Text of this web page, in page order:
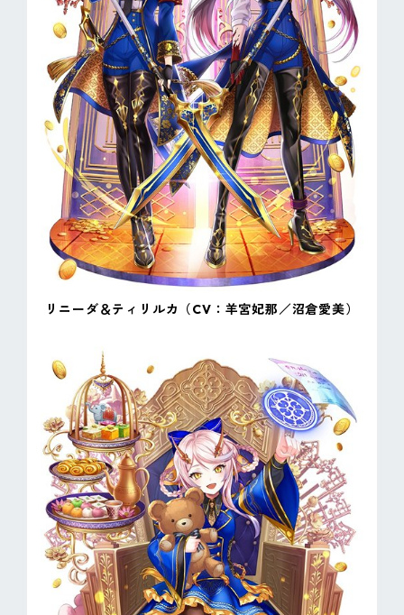
リニーダ＆ティリルカ（CV：羊宮妃那／沼倉愛美）